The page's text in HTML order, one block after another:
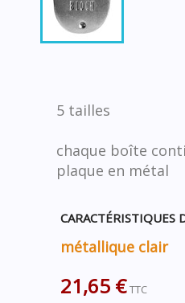
5 tailles
chaque boîte
plaque en métal
CARACTÉRISTIQUES
métallique clair
21,65 € TTC